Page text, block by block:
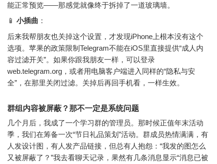
能正常预览——那感觉就像终于拆掉了一道玻璃墙。
📱 小插曲 ：
后来我帮朋友也关掉这个设置，才发现iPhone上根本没有这个
选项。苹果的政策限制Telegram不能在iOS里直接提供“成人内
容过滤开关”。如果你跟我朋友一样，可以登录
web.telegram.org，或者用电脑客户端进入同样的“隐私与安
全”，在那里关闭过滤。关掉后再回手机看，一样生效。
群组内容被屏蔽？那不一定是系统问题
几个月后，我成了一个学习群的管理员。那时候正值年末活动
季，我们在筹备一次“节日礼品策划”活动。群成员热情满满，有
人发设计图，有人发产品链接，但总有人抱怨：“我发的图怎么
又被屏蔽了？”我去看聊天记录，果然有几条消息显示“消息已被